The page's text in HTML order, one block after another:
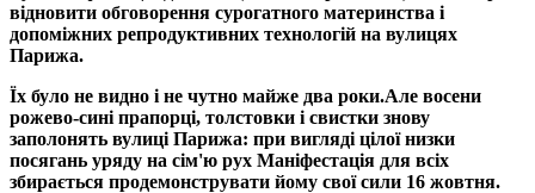
відновити обговорення сурогатного материнства і
допоміжних репродуктивних технологій на вулицях
Парижа.
Їх було не видно і не чутно майже два роки.Але восени
рожево-сині прапорці, толстовки і свистки знову
заполонять вулиці Парижа: при вигляді цілої низки
посягань уряду на сім'ю рух Маніфестація для всіх
збирається продемонструвати йому свої сили 16 жовтня.